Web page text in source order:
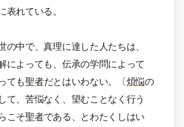
表れている。
中で、真理に達した人たちは、
によっても、伝承の学問によって
ても聖者だとはいわない。〔煩悩の
て、苦悩なく、望むことなく行う
こそ聖者である、とわたくしはい